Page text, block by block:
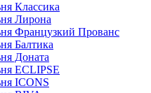
Классика
Лирона
Французкий Прованс
Балтика
Доната
ECLIPSE
ICONS